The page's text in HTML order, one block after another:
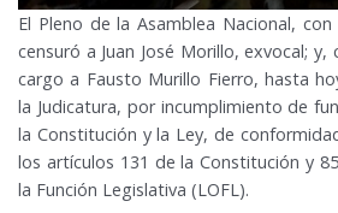
El Pleno de la Asamblea Nacional,
censuró a Juan José Morillo, exvocal;
cargo a Fausto Murillo Fierro, hasta
la Judicatura, por incumplimiento de
la Constitución y la Ley, de
los artículos 131 de la Constitución y
la Función Legislativa (LOFL).